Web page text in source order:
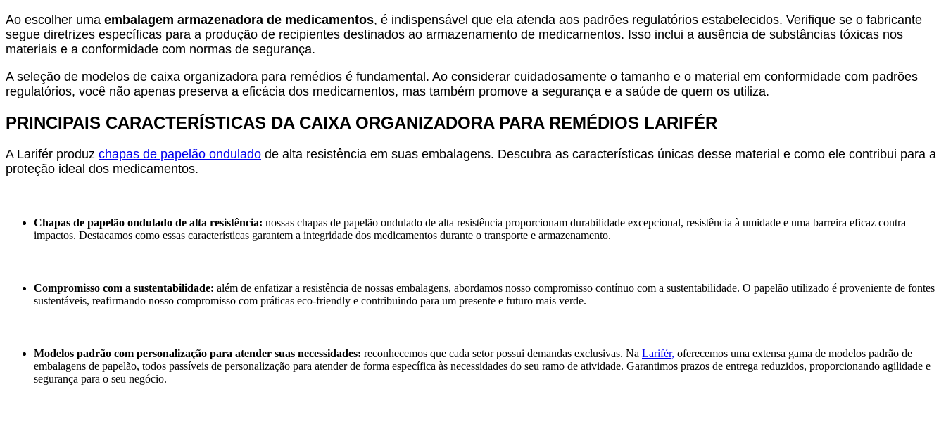
Ao escolher uma embalagem armazenadora de medicamentos, é indispensável que ela atenda aos padrões regulatórios estabelecidos. Verifique se o fabricante
segue diretrizes específicas para a produção de recipientes destinados ao armazenamento de medicamentos. Isso inclui a ausência de substâncias tóxicas nos
materiais e a conformidade com normas de segurança.
A seleção de modelos de caixa organizadora para remédios é fundamental. Ao considerar cuidadosamente o tamanho e o material em conformidade com padrões
regulatórios, você não apenas preserva a eficácia dos medicamentos, mas também promove a segurança e a saúde de quem os utiliza.
PRINCIPAIS CARACTERÍSTICAS DA CAIXA ORGANIZADORA PARA REMÉDIOS LARIFÉR
A Larifér produz chapas de papelão ondulado de alta resistência em suas embalagens. Descubra as características únicas desse material e como ele contribui para a
proteção ideal dos medicamentos.
Chapas de papelão ondulado de alta resistência: nossas chapas de papelão ondulado de alta resistência proporcionam durabilidade excepcional, resistência à umidade e uma barreira eficaz contra
impactos. Destacamos como essas características garantem a integridade dos medicamentos durante o transporte e armazenamento.
Compromisso com a sustentabilidade: além de enfatizar a resistência de nossas embalagens, abordamos nosso compromisso contínuo com a sustentabilidade. O papelão utilizado é proveniente de fontes
sustentáveis, reafirmando nosso compromisso com práticas eco-friendly e contribuindo para um presente e futuro mais verde.
Modelos padrão com personalização para atender suas necessidades: reconhecemos que cada setor possui demandas exclusivas. Na Larifér, oferecemos uma extensa gama de modelos padrão de
embalagens de papelão, todos passíveis de personalização para atender de forma específica às necessidades do seu ramo de atividade. Garantimos prazos de entrega reduzidos, proporcionando agilidade e
segurança para o seu negócio.